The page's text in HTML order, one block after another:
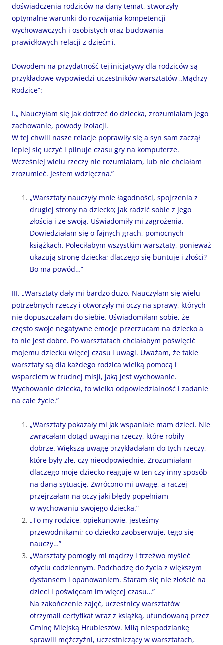
doświadczenia rodziców na dany temat, stworzyły
optymalne warunki do rozwijania kompetencji
wychowawczych i osobistych oraz budowania
prawidłowych relacji z dziećmi.
Dowodem na przydatność tej inicjatywy dla rodziców są
przykładowe wypowiedzi uczestników warsztatów „Mądrzy
Rodzice”:
I.„ Nauczyłam się jak dotrzeć do dziecka, zrozumiałam jego
zachowanie, powody izolacji.
W tej chwili nasze relacje poprawiły się a syn sam zaczął
lepiej się uczyć i pilnuje czasu gry na komputerze.
Wcześniej wielu rzeczy nie rozumiałam, lub nie chciałam
zrozumieć. Jestem wdzięczna.”
„Warsztaty nauczyły mnie łagodności, spojrzenia z
drugiej strony na dziecko; jak radzić sobie z jego
złością i ze swoją. Uświadomiły mi zagrożenia.
Dowiedziałam się o fajnych grach, pomocnych
książkach. Poleciłabym wszystkim warsztaty, ponieważ
ukazują stronę dziecka; dlaczego się buntuje i złości?
Bo ma powód…”
III. „Warsztaty dały mi bardzo dużo. Nauczyłam się wielu
potrzebnych rzeczy i otworzyły mi oczy na sprawy, których
nie dopuszczałam do siebie. Uświadomiłam sobie, że
często swoje negatywne emocje przerzucam na dziecko a
to nie jest dobre. Po warsztatach chciałabym poświęcić
mojemu dziecku więcej czasu i uwagi. Uważam, że takie
warsztaty są dla każdego rodzica wielką pomocą i
wsparciem w trudnej misji, jaką jest wychowanie.
Wychowanie dziecka, to wielka odpowiedzialność i zadanie
na całe życie.”
„Warsztaty pokazały mi jak wspaniałe mam dzieci. Nie
zwracałam dotąd uwagi na rzeczy, które robiły
dobrze. Większą uwagę przykładałam do tych rzeczy,
które były złe, czy nieodpowiednie. Zrozumiałam
dlaczego moje dziecko reaguje w ten czy inny sposób
na daną sytuację. Zwrócono mi uwagę, a raczej
przejrzałam na oczy jaki błędy popełniam
w wychowaniu swojego dziecka.”
„To my rodzice, opiekunowie, jesteśmy
przewodnikami; co dziecko zaobserwuje, tego się
nauczy…”
„Warsztaty pomogły mi mądrzy i trzeźwo myśleć
ożyciu codziennym. Podchodzę do życia z większym
dystansem i opanowaniem. Staram się nie złościć na
dzieci i poświęcam im więcej czasu…”
Na zakończenie zajęć, uczestnicy warsztatów
otrzymali certyfikat wraz z książką, ufundowaną przez
Gminę Miejską Hrubieszów. Miłą niespodziankę
sprawili mężczyźni, uczestniczący w warsztatach,